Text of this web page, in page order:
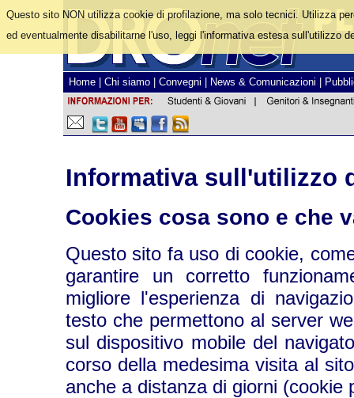
Home Chi siamo Convegni News & Comunicazioni
Informativa sull'utilizzo
Cookies cosa sono e che
Questo sito fa uso di cookie,
garantire un corretto
migliore l'esperienza di
testo che permettono al server
sul dispositivo mobile del
corso della medesima visita al
anche a distanza di giorni (cookie
Questo sito NON utilizza cookie di profilazione, ma solo tecnici. Utilizza
ed eventualmente disabilitarne l'uso, leggi l'informativa estesa sull'utilizzo